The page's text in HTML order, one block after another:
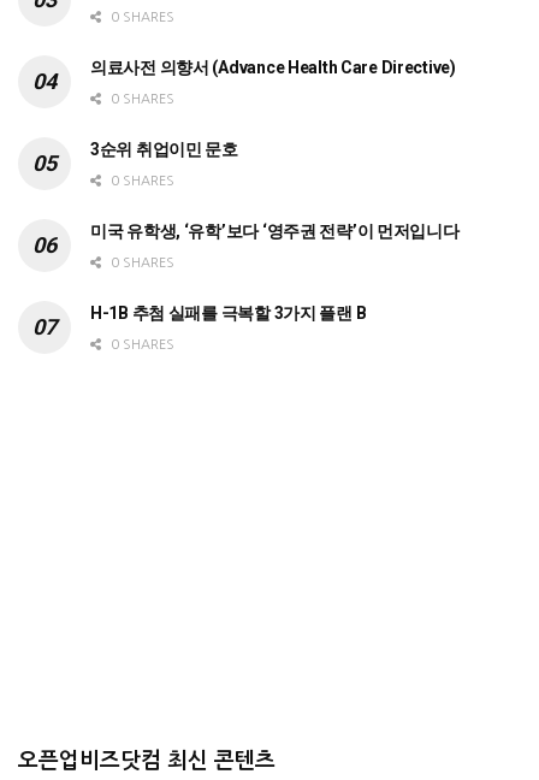
0 SHARES
의료사전 의향서 (Advance Health Care Directive)
0 SHARES
3순위 취업이민 문호
0 SHARES
미국 유학생, ‘유학’보다 ‘영주권 전략’이 먼저입니다
0 SHARES
H-1B 추첨 실패를 극복할 3가지 플랜 B
0 SHARES
오픈업비즈닷컴 최신 콘텐츠